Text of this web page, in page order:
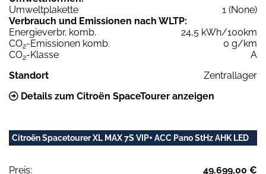
Umweltplakette
1 (None)
Verbrauch und Emissionen nach WLTP:
Energieverbr. komb.
24,5 kWh/100km
CO2-Emissionen komb.
0 g/km
CO2-Klasse
A
Standort
Zentrallager
Details zum Citroën SpaceTourer anzeigen
Citroën Spacetourer XL MAX 7S VIP+ ACC Pano StHz AHK LED
Preis:
49.699,00 €